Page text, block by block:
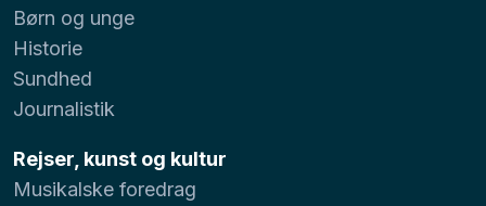
Børn og unge
Historie
Sundhed
Journalistik
Rejser, kunst og kultur
Musikalske foredrag